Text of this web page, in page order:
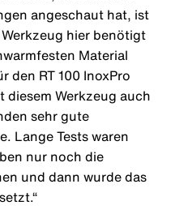
angeschaut hat, ist
hier benötigt
Material
den RT 100 InoxPro
Werkzeug auch
sehr gute
Lange Tests waren
nur noch die
und dann wurde das